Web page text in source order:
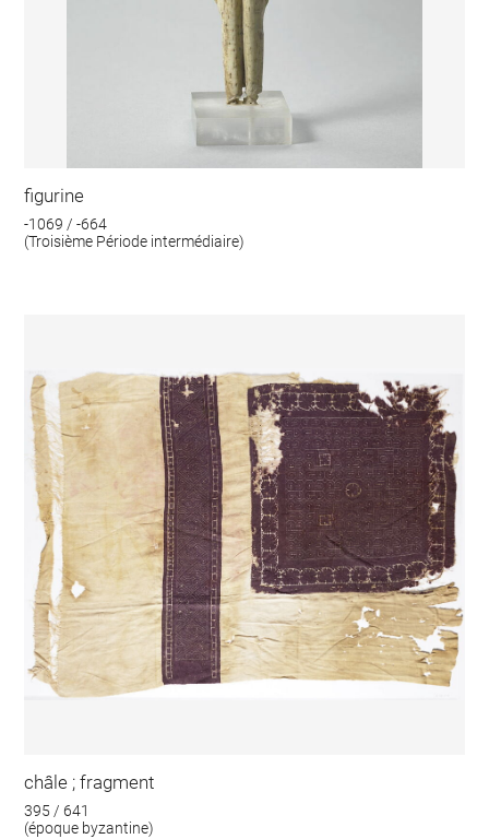
figurine
-1069 / -664
(Troisième Période intermédiaire)
châle ; fragment
395 / 641
(époque byzantine)